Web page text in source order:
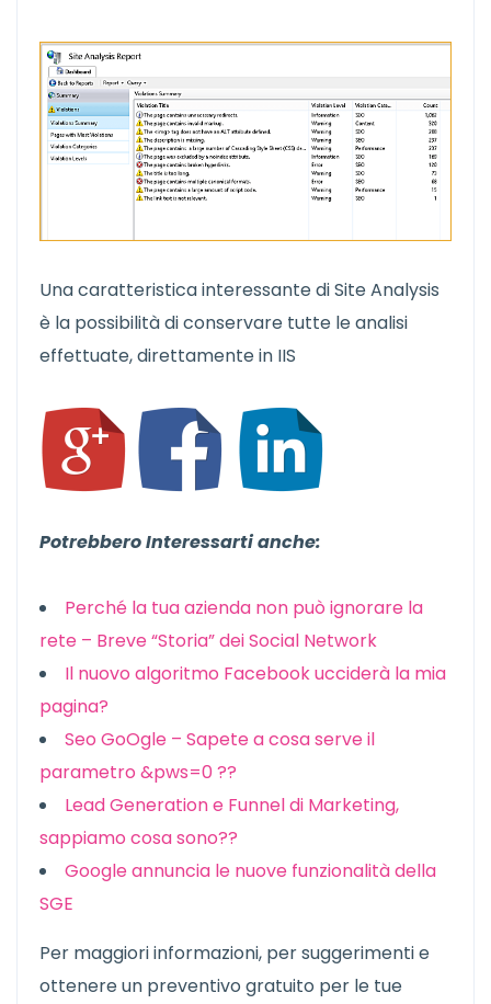
Una caratteristica interessante di Site Analysis
è la possibilità di conservare tutte le analisi
effettuate, direttamente in IIS
Potrebbero Interessarti anche:
Perché la tua azienda non può ignorare la
rete – Breve “Storia” dei Social Network
Il nuovo algoritmo Facebook ucciderà la mia
pagina?
Seo GoOgle – Sapete a cosa serve il
parametro &pws=0 ??
Lead Generation e Funnel di Marketing,
sappiamo cosa sono??
Google annuncia le nuove funzionalità della
SGE
Per maggiori informazioni, per suggerimenti e
ottenere un preventivo gratuito per le tue